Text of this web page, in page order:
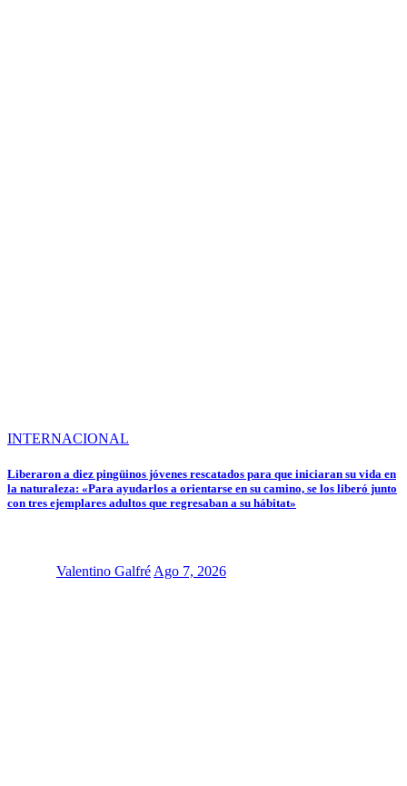
INTERNACIONAL
Liberaron a diez pingüinos jóvenes rescatados para que iniciaran su vida en
la naturaleza: «Para ayudarlos a orientarse en su camino, se los liberó junto
con tres ejemplares adultos que regresaban a su hábitat»
Valentino Galfré Ago 7, 2026